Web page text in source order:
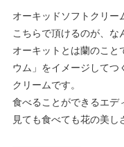
オーキッドソフトクリー
こちらで頂けるのが、な
オーキットとは蘭のこと
ウム」をイメージしてつ
クリームです。
食べることができるエデ
見ても食べても花の美し